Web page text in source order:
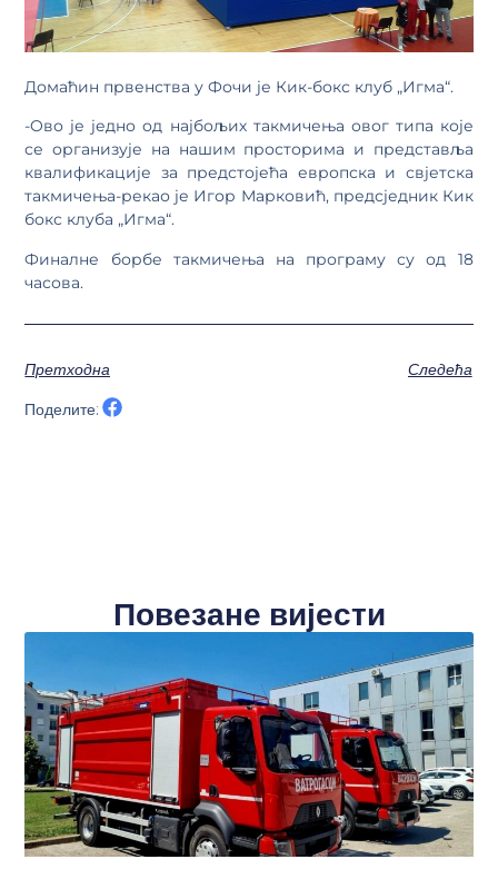
Домаћин првенства у Фочи је Кик-бокс клуб „Игма“.
-Oво је једно од најбољих такмичења овог типа које
се организује на нашим просторима и представља
квалификације за предстојећа европска и свјетска
такмичења-рекао је Игор Марковић, предсједник Кик
бокс клуба „Игма“.
Финалне борбе такмичења на програму су од 18
часова.
Претходна
Следећа
Поделите:
Повезане вијести